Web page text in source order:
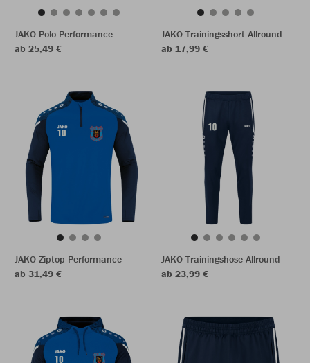
JAKO Polo Performance
ab 25,49 €
JAKO Trainingsshort Allround
ab 17,99 €
JAKO Ziptop Performance
ab 31,49 €
JAKO Trainingshose Allround
ab 23,99 €